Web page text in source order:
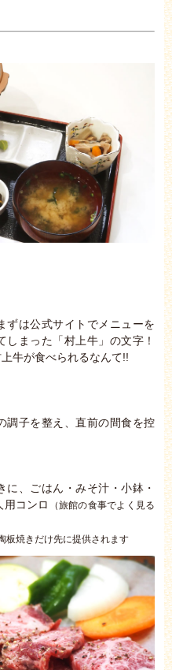
ずは公式サイトでメニューを
まった「村上牛」の文字！
牛が食べられるなんて!!
調子を整え、直前の間食を控
、ごはん・みそ汁・小鉢・
コンロ
（旅館の食事でよく見る
板焼きだけ先に提供されます